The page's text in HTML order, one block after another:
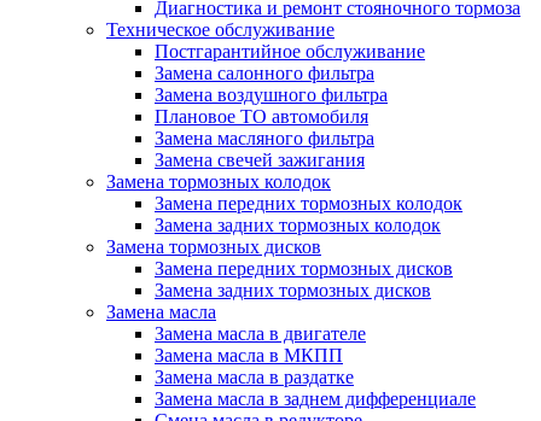
Диагностика и ремонт стояночного тормоза
Техническое обслуживание
Постгарантийное обслуживание
Замена салонного фильтра
Замена воздушного фильтра
Плановое ТО автомобиля
Замена масляного фильтра
Замена свечей зажигания
Замена тормозных колодок
Замена передних тормозных колодок
Замена задних тормозных колодок
Замена тормозных дисков
Замена передних тормозных дисков
Замена задних тормозных дисков
Замена масла
Замена масла в двигателе
Замена масла в МКПП
Замена масла в раздатке
Замена масла в заднем дифференциале